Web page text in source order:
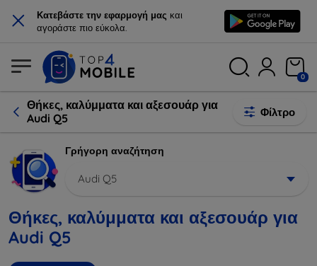
× Κατεβάστε την εφαρμογή μας και
αγοράστε πιο εύκολα.
0
Θήκες, καλύμματα και αξεσουάρ για
Audi Q5
Φίλτρο
Γρήγορη αναζήτηση
Audi Q5
Θήκες, καλύμματα και αξεσουάρ για
Audi Q5